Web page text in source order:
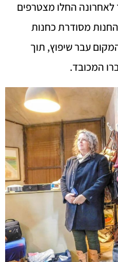
לאחרונה החלו מצטרפים
מסודרת כחנות
עבר שיפוץ, תוך
המכובד.